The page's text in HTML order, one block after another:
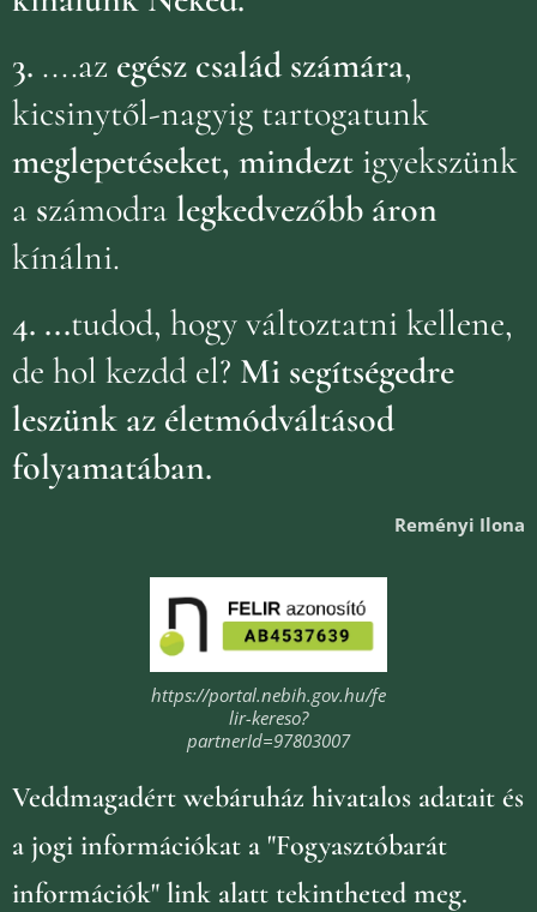
3. ....az egész család számára,
kicsinytől-nagyig tartogatunk
meglepetéseket, mindezt igyekszünk
a számodralegkedvezőbb áron
kínálni.
4. ...tudod, hogy változtatni kellene,
de hol kezdd el? Mi segítségedre
leszünk az életmódváltásod
folyamatában.
Reményi Ilona
https://portal.nebih.gov.hu/fe
lir-kereso?
partnerId=97803007
Veddmagadért webáruház hivatalos adatait és
a jogi információkat a "Fogyasztóbarát
információk" link alatt tekintheted meg.